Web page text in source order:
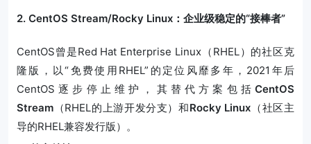
2. CentOS Stream/Rocky Linux：企业级稳定的“接棒者”
CentOS曾是Red Hat Enterprise Linux（RHEL）的社区克
隆版，以“免费使用RHEL”的定位风靡多年，2021年后
CentOS逐步停止维护，其替代方案包括 CentOS
Stream （RHEL的上游开发分支）和Rocky Linux （社区主
导的RHEL兼容发行版）。